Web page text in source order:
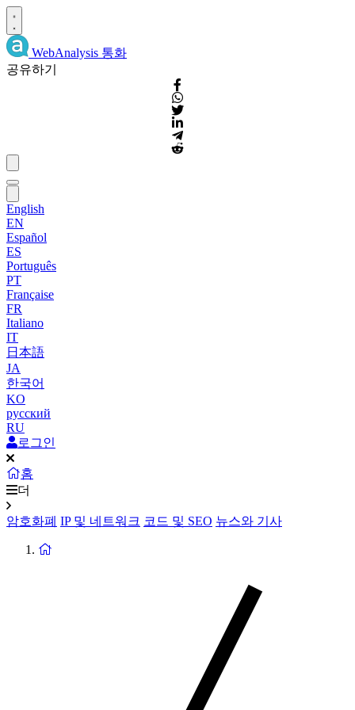
WebAnalysis 통화
공유하기
English
EN
Español
ES
Português
PT
Française
FR
Italiano
IT
日本語
JA
한국어
KO
русский
RU
로그인
홈
더
암호화폐 IP 및 네트워크 코드 및 SEO 뉴스와 기사